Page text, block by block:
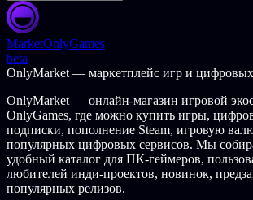
MarketOnlyGames
beta
OnlyMarket — маркетплейс игр и цифровых
OnlyMarket — онлайн-магазин игровой
OnlyGames, где можно купить игры,
подписки, пополнение Steam, игровую
популярных цифровых сервисов. Мы
удобный каталог для ПК-геймеров,
любителей инди-проектов, новинок,
популярных релизов.